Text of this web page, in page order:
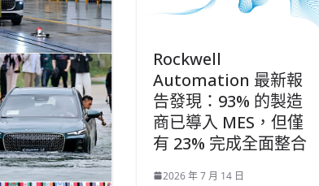
Rockwell
Automation 最新報
告發現：93% 的製造
商已導入 MES，但僅
有 23% 完成全面整合
2026 年 7 月 14 日